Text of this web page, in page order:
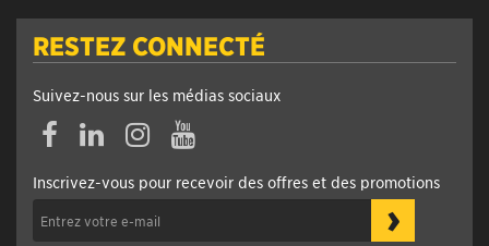
RESTEZ CONNECTÉ
Suivez-nous sur les médias sociaux
FacebookLinkedinInstagramYouTube
Inscrivez-vous pour recevoir des offres et des promotions
›